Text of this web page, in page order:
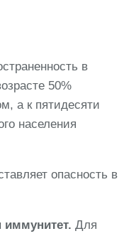
в
50%
а к пятидесяти
населения
опасность в
иммунитет. Для